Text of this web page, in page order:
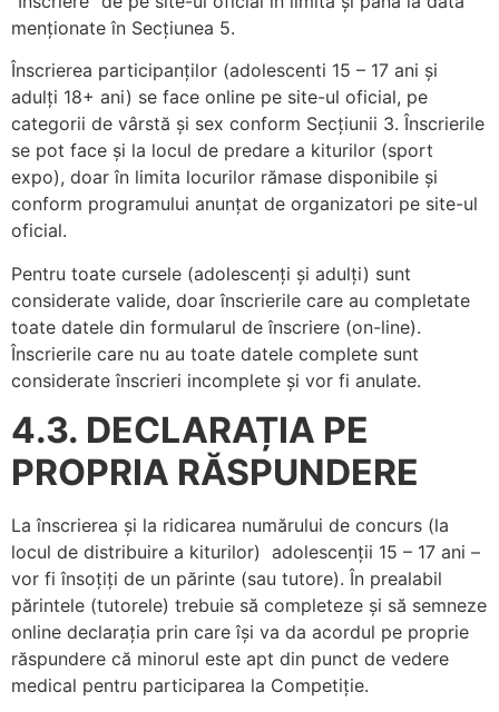
menționate în Secțiunea 5.
Înscrierea participanților (adolescenti 15 – 17 ani și
adulți 18+ ani) se face online pe site-ul oficial, pe
categorii de vârstă și sex conform Secțiunii 3. Înscrierile
se pot face și la locul de predare a kiturilor (sport
expo), doar în limita locurilor rămase disponibile și
conform programului anunțat de organizatori pe site-ul
oficial.
Pentru toate cursele (adolescenți și adulți) sunt
considerate valide, doar înscrierile care au completate
toate datele din formularul de înscriere (on-line).
Înscrierile care nu au toate datele complete sunt
considerate înscrieri incomplete și vor fi anulate.
4.3. DECLARAȚIA PE
PROPRIA RĂSPUNDERE
La înscrierea și la ridicarea numărului de concurs (la
locul de distribuire a kiturilor) adolescenții 15 – 17 ani –
vor fi însoțiți de un părinte (sau tutore). În prealabil
părintele (tutorele) trebuie să completeze și să semneze
online declarația prin care își va da acordul pe proprie
răspundere că minorul este apt din punct de vedere
medical pentru participarea la Competiție.